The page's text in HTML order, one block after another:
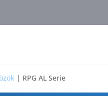
| RPG AL Serie